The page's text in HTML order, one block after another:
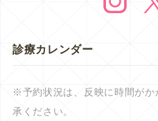
診療カレンダー
※予約状況は、反映に時間がか
承ください。